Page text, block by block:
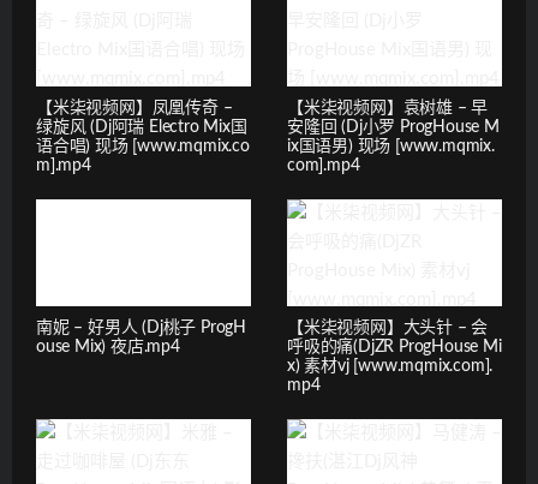
【米柒视频网】凤凰传奇 –
绿旋风 (Dj阿瑞 Electro Mix国
语合唱) 现场 [www.mqmix.co
m].mp4
【米柒视频网】袁树雄 – 早
安隆回 (Dj小罗 ProgHouse M
ix国语男) 现场 [www.mqmix.
com].mp4
南妮 – 好男人 (Dj桃子 ProgH
ouse Mix) 夜店.mp4
【米柒视频网】大头针 – 会
呼吸的痛(DjZR ProgHouse Mi
x) 素材vj [www.mqmix.com].
mp4